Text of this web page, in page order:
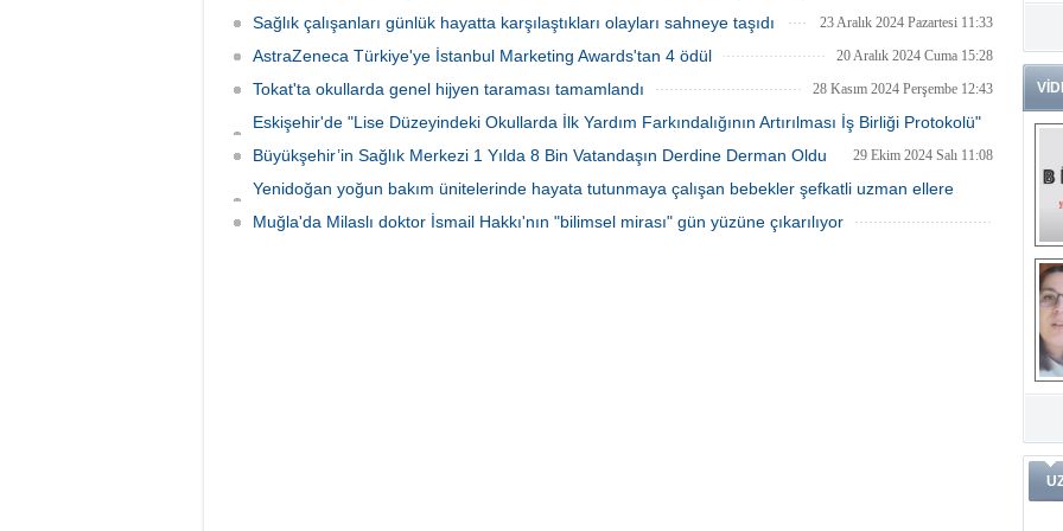
19 Mart 2025 Çarşamba 16:13
Sağlık çalışanları günlük hayatta karşılaştıkları olayları sahneye taşıdı 23 Aralık 2024 Pazartesi 11:33
AstraZeneca Türkiye'ye İstanbul Marketing Awards'tan 4 ödül 20 Aralık 2024 Cuma 15:28
Tokat'ta okullarda genel hijyen taraması tamamlandı 28 Kasım 2024 Perşembe 12:43
Eskişehir'de "Lise Düzeyindeki Okullarda İlk Yardım Farkındalığının Artırılması İş Birliği Protokolü"
imzalandı
Büyükşehir’in Sağlık Merkezi 1 Yılda 8 Bin Vatandaşın Derdine Derman Oldu 29 Ekim 2024 Salı 11:08
Yenidoğan yoğun bakım ünitelerinde hayata tutunmaya çalışan bebekler şefkatli uzman ellere
emanet
Muğla'da Milaslı doktor İsmail Hakkı'nın "bilimsel mirası" gün yüzüne çıkarılıyor